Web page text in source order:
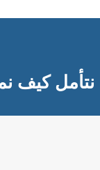
نتأمل كيف